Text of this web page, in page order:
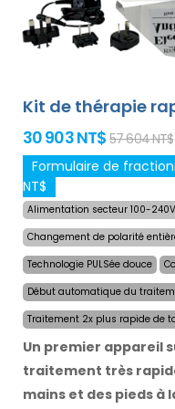
Kit de thérapie
30 903 NT$ 57 604 NT$
Formulaire de
NT$
Alimentation secteur 100-240V
Changement de polarité
Technologie PULSée douce
Début automatique du
Traitement 2x plus rapide de
Un premier appareil
traitement très
mains et des pieds à